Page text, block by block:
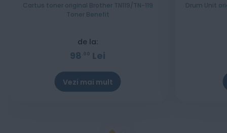
Cartus toner original Brother TN119/TN-119
Toner Benefit
de la:
98 00 Lei
Vezi mai mult
Stoc epuizat
Drum Unit